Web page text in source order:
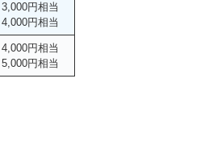
円相当
円相当
円相当
円相当